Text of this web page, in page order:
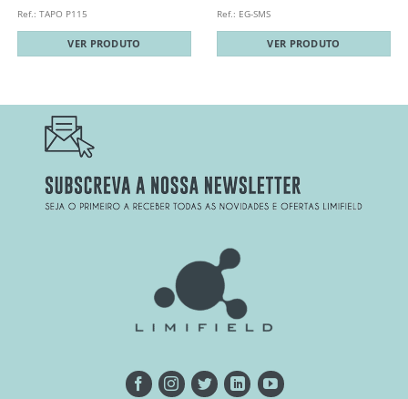
Ref.: TAPO P115
VER PRODUTO
Ref.: EG-SMS
VER PRODUTO